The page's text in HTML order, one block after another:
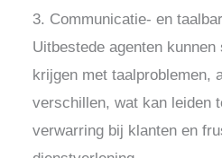
3. Communicatie- en
Uitbestede agenten
krijgen met taalproblemen,
verschillen, wat kan leiden
verwarring bij klanten en